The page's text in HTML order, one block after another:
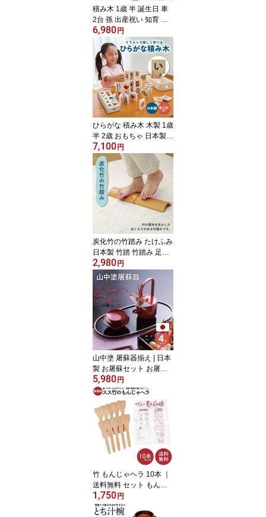
積み木 1歳 半 誕生日 車
2台 孫 出産祝い 知育 日
本製 48 ピース 2歳 無塗
装 木製 おもちゃ つみき
酒井産業
6,980円
ひらがな 積み木 木製 1歳
半 2歳 おもちゃ 日本製
つみき 名入れ 対応 知育
国産 玩具 出産祝い 孫 赤
ちゃん 女の子 男の子 こ
ども 誕生日 あいうえお
カタカナ アルファベット
7,100円
炭化竹の竹踏み たけふみ
日本製 竹踏 竹踏み 足裏
マッサージ 足踏み 足つ
ぼ フットマッサージ 青
竹踏み 気持ちいい 健康
ダイエット 手軽 簡単 在
宅 おすすめ 酒井産業
2,980円
山中塗 屠蘇器揃え | 日本
製 お屠蘇セット お屠蘇
日本 伝統文化 盃 とそ飾
り付 セット 結婚式 結納
内祝 祝い 御祝 和酒器 酒
器 とそき おとそ 飾り コ
ンパクト 酒井産業
5,980円
竹 もんじゃヘラ 10本 ｜
送料無料 セット もんじ
ゃ へら もんじゃ焼き お
好み焼き おすすめ 竹製
1,750円